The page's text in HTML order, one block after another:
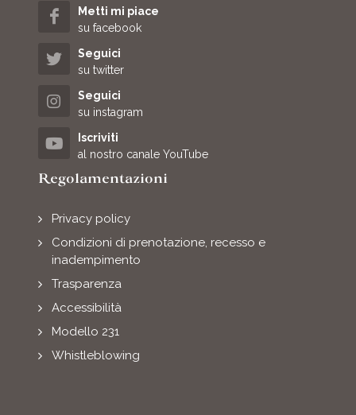
Metti mi piace
su facebook
Seguici
su twitter
Seguici
su instagram
Iscriviti
al nostro canale YouTube
Regolamentazioni
Privacy policy
Condizioni di prenotazione, recesso e
inadempimento
Trasparenza
Accessibilità
Modello 231
Whistleblowing